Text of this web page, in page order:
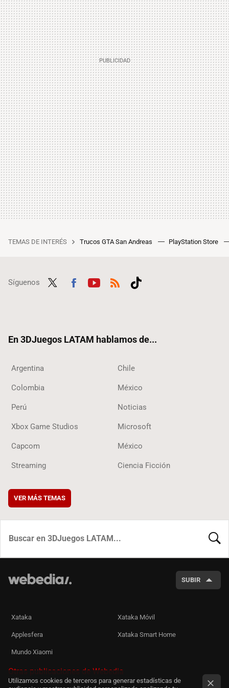
TEMAS DE INTERÉS Trucos GTA San Andreas PlayStation Store
Síguenos
En 3DJuegos LATAM hablamos de...
Argentina Chile
Colombia México
Perú Noticias
Xbox Game Studios Microsoft
Capcom México
Streaming Ciencia Ficción
VER MÁS TEMAS
SUBIR
Xataka Xataka Móvil
Applesfera Xataka Smart Home
Mundo Xiaomi
Otras publicaciones de Webedia
Utilizamos cookies de terceros para generar estadísticas de